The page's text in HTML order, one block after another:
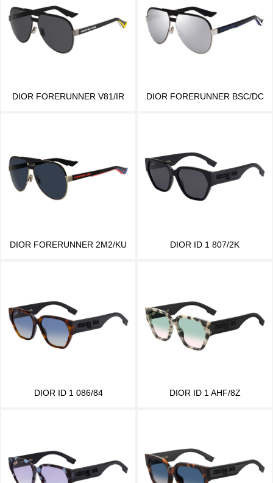
DIOR FORERUNNER V81/IR DIOR FORERUNNER BSC/DC
DIOR FORERUNNER 2M2/KU DIOR ID 1 807/2K
DIOR ID 1 086/84 DIOR ID 1 AHF/8Z